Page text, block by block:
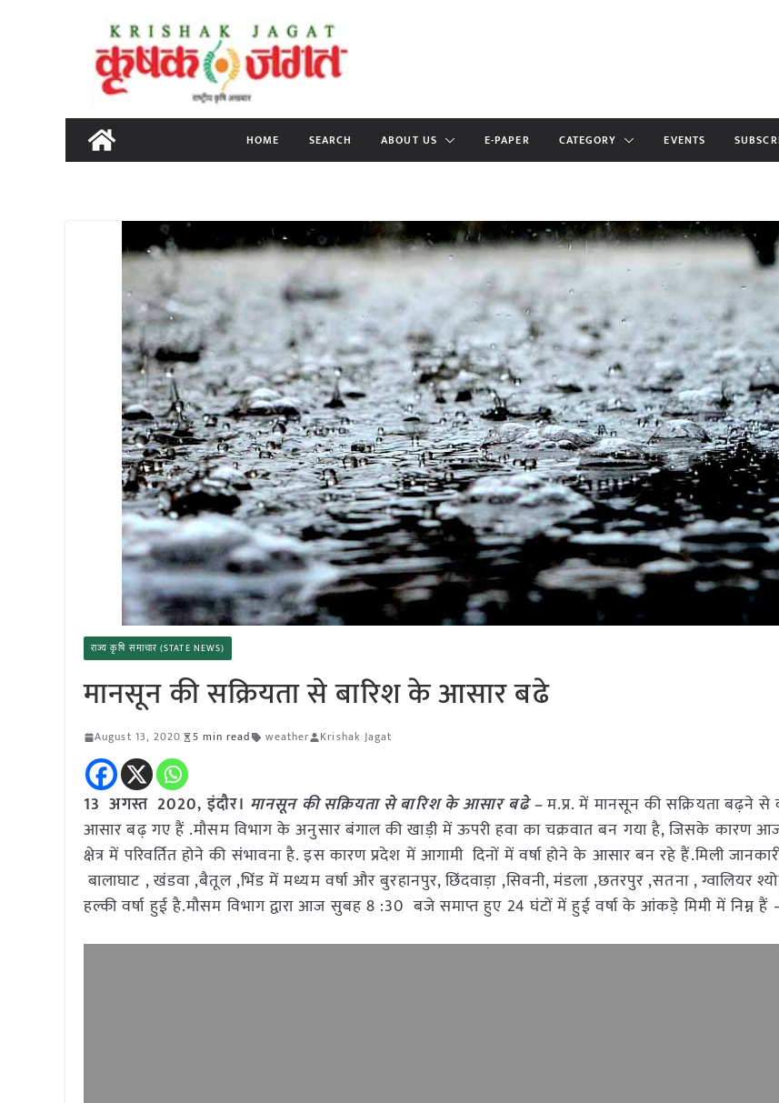
content
HOME SEARCH ABOUT US E-PAPER CATEGORY EVENTS
राज्य कृषि समाचार (STATE NEWS)
मानसून की सक्रियता से बारिश के आसार बढे
August 13, 2020 5 min read weather Krishak Jagat
13 अगस्त 2020, इंदौर। मानसून की सक्रियता से बारिश के आसार बढे –म.प्र. में मानसून की सक्रियता बढ़ने से
आसार बढ़ गए हैं .मौसम विभाग के अनुसार बंगाल की खाड़ी में ऊपरी हवा का चक्रवात बन गया है, जिसके कारण
क्षेत्र में परिवर्तित होने की संभावना है. इस कारण प्रदेश में आगामी दिनों में वर्षा होने के आसार बन रहे हैं.मिली
बालाघाट , खंडवा ,बैतूल ,भिंड में मध्यम वर्षा और बुरहानपुर, छिंदवाड़ा ,सिवनी, मंडला ,छतरपुर ,सतना , ग्वालियर
हल्की वर्षा हुई है.मौसम विभाग द्वारा आज सुबह 8 :30 बजे समाप्त हुए 24 घंटों में हुई वर्षा के आंकड़े मिमी में निम्न हैं